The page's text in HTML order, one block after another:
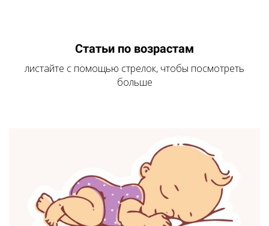
Статьи по возрастам
листайте с помощью стрелок, чтобы посмотреть
больше